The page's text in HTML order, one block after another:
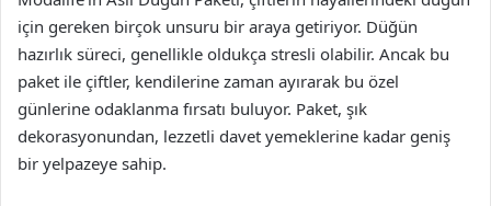
için gereken birçok unsuru bir araya getiriyor. Düğün
hazırlık süreci, genellikle oldukça stresli olabilir. Ancak bu
paket ile çiftler, kendilerine zaman ayırarak bu özel
günlerine odaklanma fırsatı buluyor. Paket, şık
dekorasyonundan, lezzetli davet yemeklerine kadar geniş
bir yelpazeye sahip.